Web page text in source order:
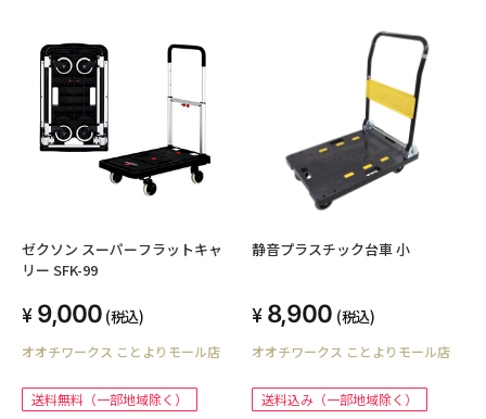
ゼクソン スーパーフラットキャ
リー SFK-99
9,000 (税込)
オオチワークス ことよりモール店
送料無料（一部地域除く）
静音プラスチック台車 小
8,900 (税込)
オオチワークス ことよりモール店
送料込み（一部地域除く）